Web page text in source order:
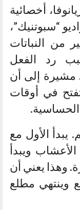
أخصائية
“سبوتنيك”،
من النباتات
رد الفعل
إلى أن
في أوقات
الحساسية.
يبدأ الأول مع
الأعشاب ويبدأ
وهذا يعني أن
وينتهي مطلع